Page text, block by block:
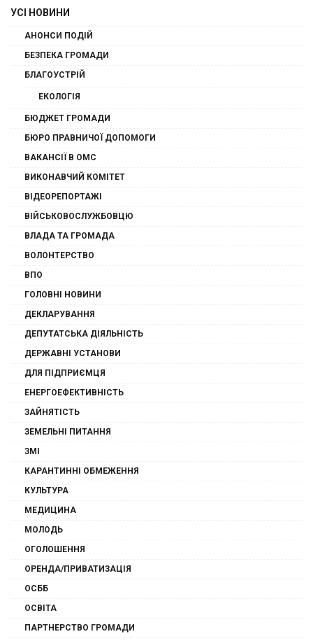
УСІ НОВИНИ
АНОНСИ ПОДІЙ
БЕЗПЕКА ГРОМАДИ
БЛАГОУСТРІЙ
ЕКОЛОГІЯ
БЮДЖЕТ ГРОМАДИ
БЮРО ПРАВНИЧОЇ ДОПОМОГИ
ВАКАНСІЇ В ОМС
ВИКОНАВЧИЙ КОМІТЕТ
ВІДЕОРЕПОРТАЖІ
ВІЙСЬКОВОСЛУЖБОВЦЮ
ВЛАДА ТА ГРОМАДА
ВОЛОНТЕРСТВО
ВПО
ГОЛОВНІ НОВИНИ
ДЕКЛАРУВАННЯ
ДЕПУТАТСЬКА ДІЯЛЬНІСТЬ
ДЕРЖАВНІ УСТАНОВИ
ДЛЯ ПІДПРИЄМЦЯ
ЕНЕРГОЕФЕКТИВНІСТЬ
ЗАЙНЯТІСТЬ
ЗЕМЕЛЬНІ ПИТАННЯ
ЗМІ
КАРАНТИННІ ОБМЕЖЕННЯ
КУЛЬТУРА
МЕДИЦИНА
МОЛОДЬ
ОГОЛОШЕННЯ
ОРЕНДА/ПРИВАТИЗАЦІЯ
ОСББ
ОСВІТА
ПАРТНЕРСТВО ГРОМАДИ